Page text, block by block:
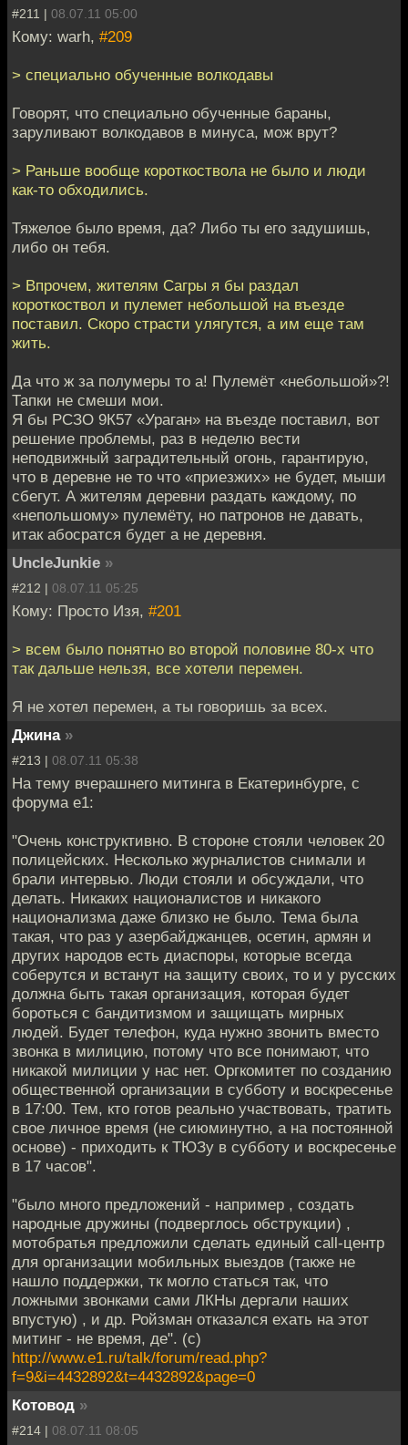
#211 | 08.07.11 05:00
Кому: warh, #209
> специально обученные волкодавы
Говорят, что специально обученные бараны,
заруливают волкодавов в минуса, мож врут?
> Раньше вообще короткоствола не было и люди
как-то обходились.
Тяжелое было время, да? Либо ты его задушишь,
либо он тебя.
> Впрочем, жителям Сагры я бы раздал
короткоствол и пулемет небольшой на въезде
поставил. Скоро страсти улягутся, а им еще там
жить.
Да что ж за полумеры то а! Пулемёт «небольшой»?!
Тапки не смеши мои.
Я бы РСЗО 9К57 «Ураган» на въезде поставил, вот
решение проблемы, раз в неделю вести
неподвижный заградительный огонь, гарантирую,
что в деревне не то что «приезжих» не будет, мыши
сбегут. А жителям деревни раздать каждому, по
«непольшому» пулемёту, но патронов не давать,
итак абосратся будет а не деревня.
UncleJunkie »
#212 | 08.07.11 05:25
Кому: Просто Изя, #201
> всем было понятно во второй половине 80-х что
так дальше нельзя, все хотели перемен.
Я не хотел перемен, а ты говоришь за всех.
Джина »
#213 | 08.07.11 05:38
На тему вчерашнего митинга в Екатеринбурге, с
форума e1:
"Очень конструктивно. В стороне стояли человек 20
полицейских. Несколько журналистов снимали и
брали интервью. Люди стояли и обсуждали, что
делать. Никаких националистов и никакого
национализма даже близко не было. Тема была
такая, что раз у азербайджанцев, осетин, армян и
других народов есть диаспоры, которые всегда
соберутся и встанут на защиту своих, то и у русских
должна быть такая организация, которая будет
бороться с бандитизмом и защищать мирных
людей. Будет телефон, куда нужно звонить вместо
звонка в милицию, потому что все понимают, что
никакой милиции у нас нет. Оргкомитет по созданию
общественной организации в субботу и воскресенье
в 17:00. Тем, кто готов реально участвовать, тратить
свое личное время (не сиюминутно, а на постоянной
основе) - приходить к ТЮЗу в субботу и воскресенье
в 17 часов".
"было много предложений - например , создать
народные дружины (подверглось обструкции) ,
мотобратья предложили сделать единый call-центр
для организации мобильных выездов (также не
нашло поддержки, тк могло статься так, что
ложными звонками сами ЛКНы дергали наших
впустую) , и др. Ройзман отказался ехать на этот
митинг - не время, де". (с)
http://www.e1.ru/talk/forum/read.php?
f=9&i=4432892&t=4432892&page=0
Котовод »
#214 | 08.07.11 08:05